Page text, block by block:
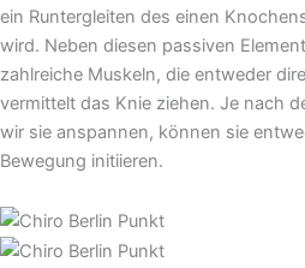
ein Runtergleiten des einen
wird. Neben diesen passiven
zahlreiche Muskeln, die entweder
vermittelt das Knie ziehen. Je nach
wir sie anspannen, können sie
Bewegung initiieren.